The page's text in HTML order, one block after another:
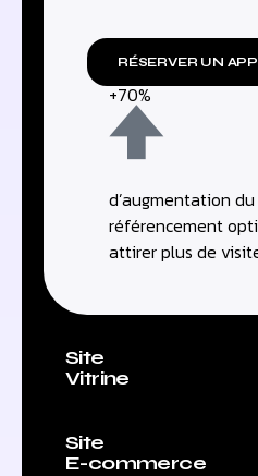
RÉSERVER UN
+70%
d’augmentation
référencement
attirer plus de
Site
Vitrine
Site
E-commerce